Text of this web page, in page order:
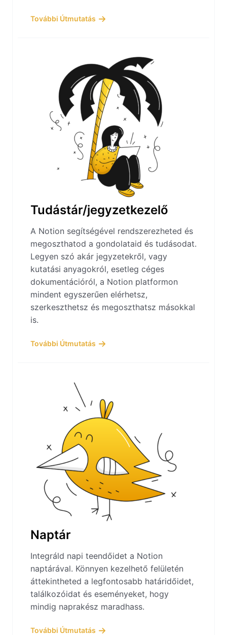
További Útmutatás
Tudástár/jegyzetkezelő
A Notion segítségével rendszerezheted és
megoszthatod a gondolataid és tudásodat.
Legyen szó akár jegyzetekről, vagy
kutatási anyagokról, esetleg céges
dokumentációról, a Notion platformon
mindent egyszerűen elérhetsz,
szerkeszthetsz és megoszthatsz másokkal
is.
További Útmutatás
Naptár
Integráld napi teendőidet a Notion
naptárával. Könnyen kezelhető felületén
áttekintheted a legfontosabb határidőidet,
találkozóidat és eseményeket, hogy
mindig naprakész maradhass.
További Útmutatás